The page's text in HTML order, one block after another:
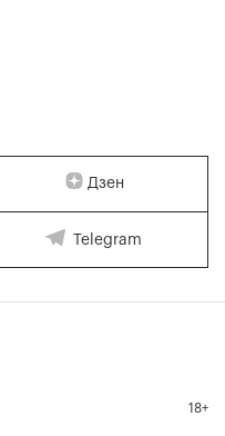
Дзен
Telegram
18+